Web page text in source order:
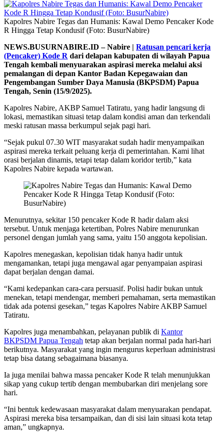
Kapolres Nabire Tegas dan Humanis: Kawal Demo Pencaker Kode
R Hingga Tetap Kondusif (Foto: BusurNabire)
NEWS.BUSURNABIRE.ID – Nabire | Ratusan pencari kerja
(Pencaker) Kode R dari delapan kabupaten di wilayah Papua
Tengah kembali menyuarakan aspirasi mereka melalui aksi
pemalangan di depan Kantor Badan Kepegawaian dan
Pengembangan Sumber Daya Manusia (BKPSDM) Papua
Tengah, Senin (15/9/2025).
Kapolres Nabire, AKBP Samuel Tatiratu, yang hadir langsung di
lokasi, memastikan situasi tetap dalam kondisi aman dan terkendali
meski ratusan massa berkumpul sejak pagi hari.
“Sejak pukul 07.30 WIT masyarakat sudah hadir menyampaikan
aspirasi mereka terkait peluang kerja di pemerintahan. Kami lihat
orasi berjalan dinamis, tetapi tetap dalam koridor tertib,” kata
Kapolres Nabire kepada wartawan.
Menurutnya, sekitar 150 pencaker Kode R hadir dalam aksi
tersebut. Untuk menjaga ketertiban, Polres Nabire menurunkan
personel dengan jumlah yang sama, yaitu 150 anggota kepolisian.
Kapolres menegaskan, kepolisian tidak hanya hadir untuk
mengamankan, tetapi juga mengawal agar penyampaian aspirasi
dapat berjalan dengan damai.
“Kami kedepankan cara-cara persuasif. Polisi hadir bukan untuk
menekan, tetapi mendengar, memberi pemahaman, serta memastikan
tidak ada potensi gesekan,” tegas Kapolres Nabire AKBP Samuel
Tatiratu.
Kapolres juga menambahkan, pelayanan publik di Kantor
BKPSDM Papua Tengah tetap akan berjalan normal pada hari-hari
berikutnya. Masyarakat yang ingin mengurus keperluan administrasi
tetap bisa datang sebagaimana biasanya.
Ia juga menilai bahwa massa pencaker Kode R telah menunjukkan
sikap yang cukup tertib dengan membubarkan diri menjelang sore
hari.
“Ini bentuk kedewasaan masyarakat dalam menyuarakan pendapat.
Aspirasi mereka bisa tersampaikan, dan di sisi lain situasi kota tetap
aman,” ungkapnya.